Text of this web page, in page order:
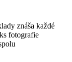
znáša každé
fotografie